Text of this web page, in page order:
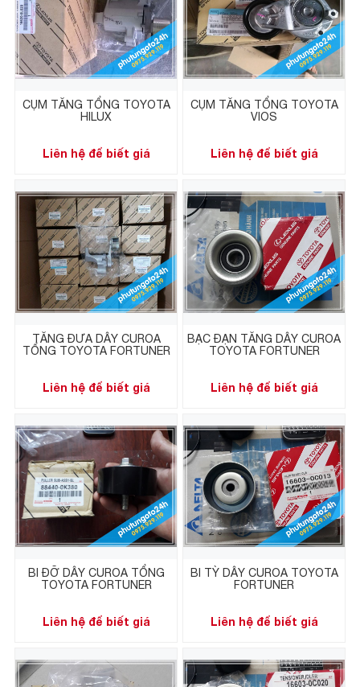
CỤM TĂNG TỔNG TOYOTA
HILUX
Liên hệ để biết giá
CỤM TĂNG TỔNG TOYOTA
VIOS
Liên hệ để biết giá
TĂNG ĐƯA DÂY CUROA
TỔNG TOYOTA FORTUNER
Liên hệ để biết giá
BẠC ĐẠN TĂNG DÂY CUROA
TOYOTA FORTUNER
Liên hệ để biết giá
BI ĐỠ DÂY CUROA TỔNG
TOYOTA FORTUNER
Liên hệ để biết giá
BI TỲ DÂY CUROA TOYOTA
FORTUNER
Liên hệ để biết giá